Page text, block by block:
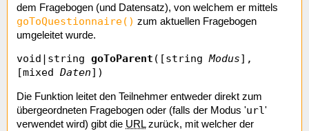
dem Fragebogen (und Datensatz), von welchem er mittels
goToQuestionnaire() zum aktuellen Fragebogen
umgeleitet wurde.
void|string goToParent ([stringModus],
[mixed Daten])
Die Funktion leitet den Teilnehmer entweder direkt zum
übergeordneten Fragebogen oder (falls der Modus 'url'
verwendet wird) gibt die URLzurück, mit welcher der